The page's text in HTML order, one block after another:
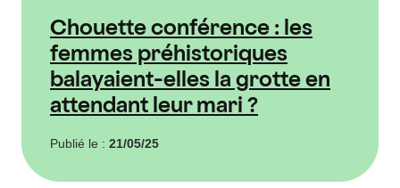
Chouette conférence : les
femmes préhistoriques
balayaient-elles la grotte en
attendant leur mari ?
Publié le : 21/05/25